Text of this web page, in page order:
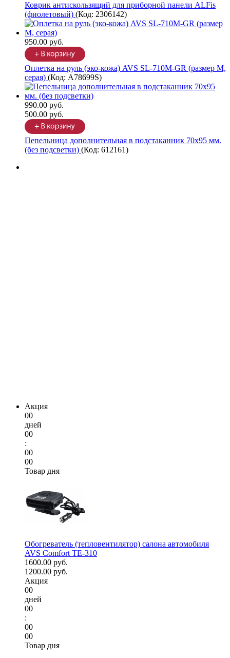
Коврик антискользящий для приборной панели ALFis
(фиолетовый) (Код: 2306142)
950.00 руб.
Оплетка на руль (эко-кожа) AVS SL-710M-GR (размер M,
серая) (Код: A78699S)
990.00 руб.
500.00 руб.
Пепельница дополнительная в подстаканник 70х95 мм.
(без подсветки) (Код: 612161)
Акция
00
дней
00
:
00
00
Товар дня
Обогреватель (тепловентилятор) салона автомобиля
AVS Comfort TE-310
1600.00 руб.
1200.00 руб.
Акция
00
дней
00
:
00
00
Товар дня